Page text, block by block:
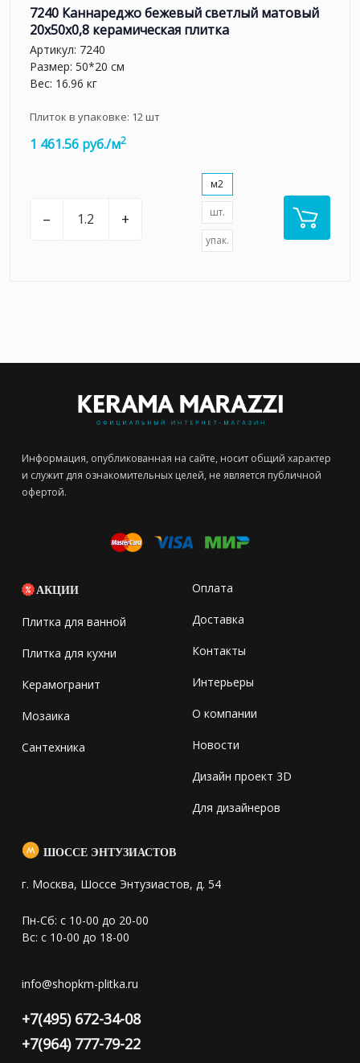
7240 Каннареджо бежевый светлый матовый
20x50x0,8 керамическая плитка
Артикул: 7240
Размер: 50*20 см
Вес: 16.96 кг
Плиток в упаковке: 12шт
1 461.56 руб./м2
– +
м2
шт.
упак.
Информация, опубликованная на сайте, носит общий характер
и служит для ознакомительных целей, не является публичной
офертой.
АКЦИИ
Плитка для ванной
Плитка для кухни
Керамогранит
Мозаика
Сантехника
Оплата
Доставка
Контакты
Интерьеры
О компании
Новости
Дизайн проект 3D
Для дизайнеров
ШОССЕ ЭНТУЗИАСТОВ
г. Москва, Шоссе Энтузиастов, д. 54
Пн-Сб: с 10-00 до 20-00
Вс: с 10-00 до 18-00
info@shopkm-plitka.ru
+7(495) 672-34-08
+7(964) 777-79-22